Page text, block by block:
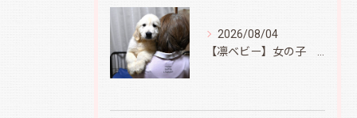
2026/08/04